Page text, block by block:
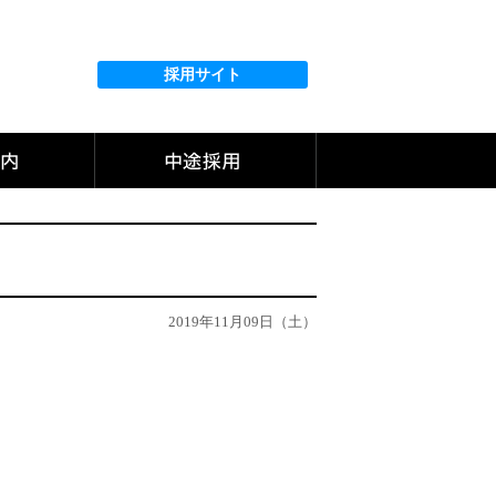
採用サイト
2019年11月09日（土）